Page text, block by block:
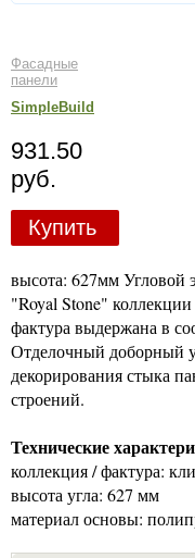
Фасадные
панели
SimpleBuild
931.50
руб.
Купить
высота: 627мм Угловой
"Royal Stone"
фактура выдержана в
Отделочный доборный
декорирования стыка
строений.
Технические
коллекция / фактура:
высота угла: 627 мм
материал основы: